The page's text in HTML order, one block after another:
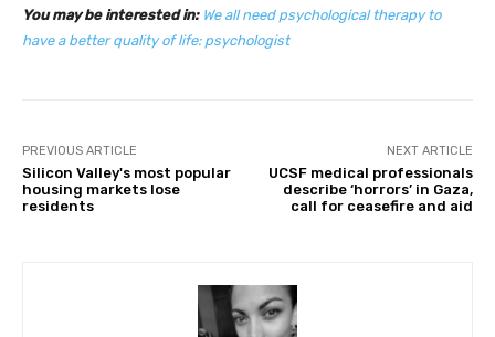
You may be interested in: We all need psychological therapy to
have a better quality of life: psychologist
PREVIOUS ARTICLE
Silicon Valley's most popular
housing markets lose
residents
NEXT ARTICLE
UCSF medical professionals
describe ‘horrors’ in Gaza,
call for ceasefire and aid